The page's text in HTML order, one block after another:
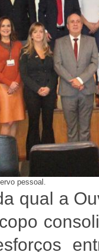
pessoal.
qual a